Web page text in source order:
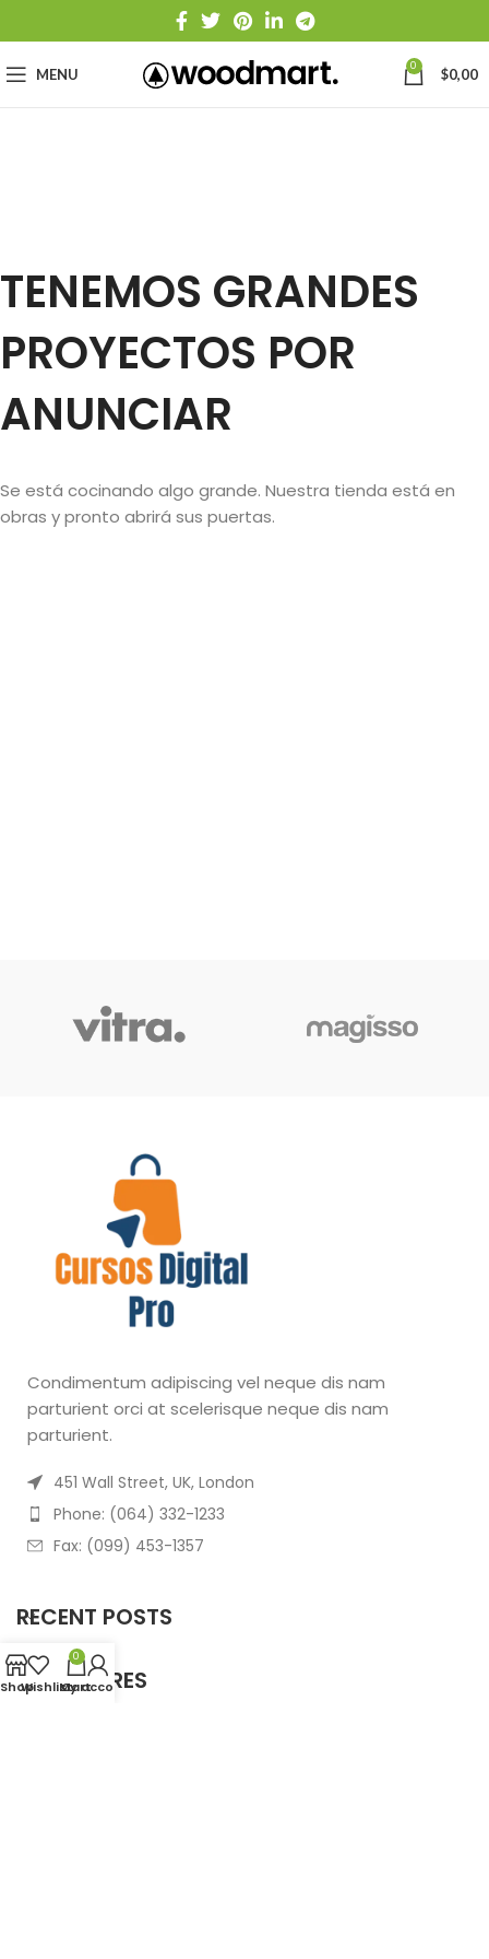
MENU 0 $0,00
TENEMOS GRANDES
PROYECTOS POR
ANUNCIAR
Se está cocinando algo grande. Nuestra tienda está en
obras y pronto abrirá sus puertas.
Condimentum adipiscing vel neque dis nam
parturient orci at scelerisque neque dis nam
parturient.
451 Wall Street, UK, London
Phone: (064) 332-1233
Fax: (099) 453-1357
RECENT POSTS
OUR STORES
ShopWishlist
0
Cart
My account